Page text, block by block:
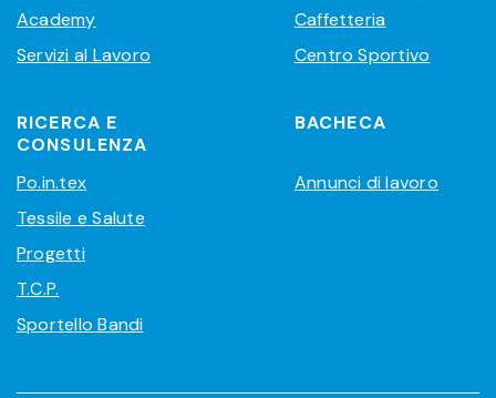
Academy
Servizi al Lavoro
Caffetteria
Centro Sportivo
RICERCA E
CONSULENZA
Po.in.tex
Tessile e Salute
Progetti
T.C.P.
Sportello Bandi
BACHECA
Annunci di lavoro